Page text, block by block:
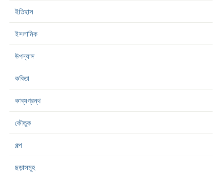
ইতিহাস
ইসলামিক
উপন্যাস
কবিতা
কাব্যগ্রন্থ
কৌতুক
গল্প
ছড়াসমূহ